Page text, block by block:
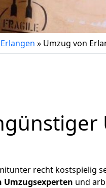
» Umzug von
recht kostspielig
Umzugsexperten und